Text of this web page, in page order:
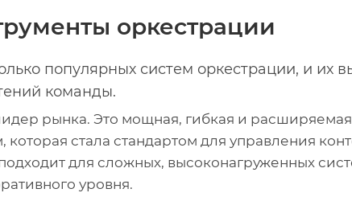
оркестрации
популярных систем оркестрации, и их
команды.
рынка. Это мощная, гибкая и
стала стандартом для управления
для сложных, высоконагруженных
уровня.